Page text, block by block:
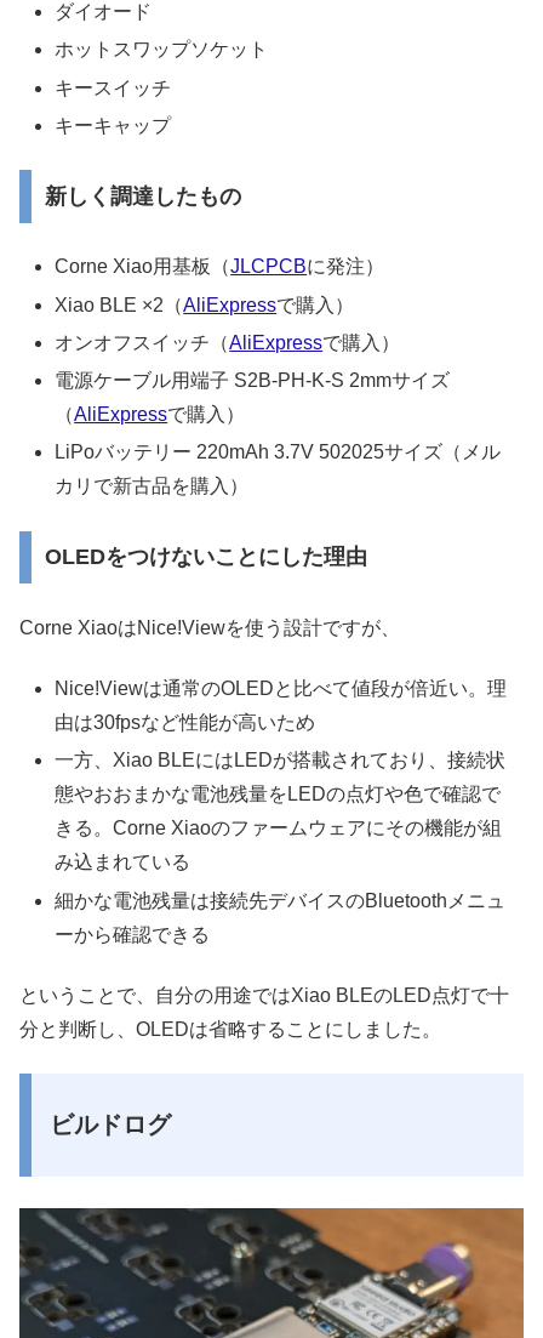
ダイオード
ホットスワップソケット
キースイッチ
キーキャップ
新しく調達したもの
Corne Xiao用基板（JLCPCBに発注）
Xiao BLE ×2（AliExpressで購入）
オンオフスイッチ（AliExpressで購入）
電源ケーブル用端子 S2B-PH-K-S 2mmサイズ
（AliExpressで購入）
LiPoバッテリー 220mAh 3.7V 502025サイズ（メル
カリで新古品を購入）
OLEDをつけないことにした理由
Corne XiaoはNice!Viewを使う設計ですが、
Nice!Viewは通常のOLEDと比べて値段が倍近い。理
由は30fpsなど性能が高いため
一方、Xiao BLEにはLEDが搭載されており、接続状
態やおおまかな電池残量をLEDの点灯や色で確認で
きる。Corne Xiaoのファームウェアにその機能が組
み込まれている
細かな電池残量は接続先デバイスのBluetoothメニュ
ーから確認できる
ということで、自分の用途ではXiao BLEのLED点灯で十
分と判断し、OLEDは省略することにしました。
ビルドログ